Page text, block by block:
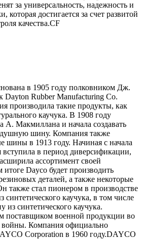
за универсальность, надежность и
которая достигается за счет развитой
качества.CF
в 1905 году полковником Дж.
Rubber Manufacturing Co.
производила такие продукты, как
каучука. В 1908 году
А. Макмиллана и начала создавать
шину. Компания также
шины в 1913 году. Начиная с начала
вступила в период диверсификации,
ассортимент своей
Dayco будет производить
деталей, а также некоторые
также стал пионером в производстве
синтетического каучука, в том числе
из синтетического каучука.
поставщиком военной продукции во
Компания официально
Corporation в 1960 году.DAYCO